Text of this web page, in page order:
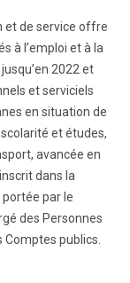
et de service offre
à l’emploi et à la
2022 et
et serviciels
en situation de
et études,
avancée en
dans la
par le
des Personnes
publics.